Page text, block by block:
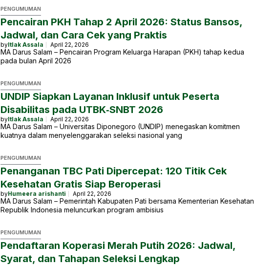
PENGUMUMAN
Pencairan PKH Tahap 2 April 2026: Status Bansos,
Jadwal, dan Cara Cek yang Praktis
byItlak Assala April 22, 2026
MA Darus Salam – Pencairan Program Keluarga Harapan (PKH) tahap kedua
pada bulan April 2026
PENGUMUMAN
UNDIP Siapkan Layanan Inklusif untuk Peserta
Disabilitas pada UTBK‑SNBT 2026
byItlak Assala April 22, 2026
MA Darus Salam – Universitas Diponegoro (UNDIP) menegaskan komitmen
kuatnya dalam menyelenggarakan seleksi nasional yang
PENGUMUMAN
Penanganan TBC Pati Dipercepat: 120 Titik Cek
Kesehatan Gratis Siap Beroperasi
byHumeera arishanti April 22, 2026
MA Darus Salam – Pemerintah Kabupaten Pati bersama Kementerian Kesehatan
Republik Indonesia meluncurkan program ambisius
PENGUMUMAN
Pendaftaran Koperasi Merah Putih 2026: Jadwal,
Syarat, dan Tahapan Seleksi Lengkap